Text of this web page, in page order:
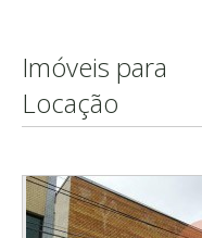
Imóveis para
Locação